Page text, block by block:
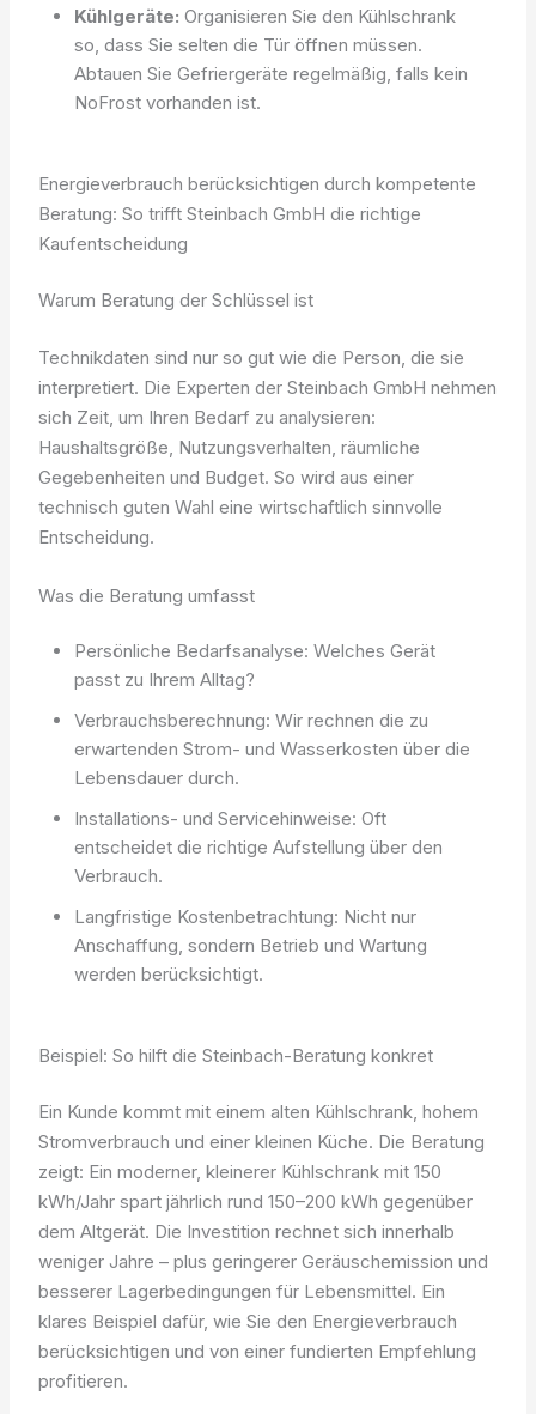
Kühlgeräte: Organisieren Sie den Kühlschrank
so, dass Sie selten die Tür öffnen müssen.
Abtauen Sie Gefriergeräte regelmäßig, falls kein
NoFrost vorhanden ist.
Energieverbrauch berücksichtigen durch kompetente
Beratung: So trifft Steinbach GmbH die richtige
Kaufentscheidung
Warum Beratung der Schlüssel ist
Technikdaten sind nur so gut wie die Person, die sie
interpretiert. Die Experten der Steinbach GmbH nehmen
sich Zeit, um Ihren Bedarf zu analysieren:
Haushaltsgröße, Nutzungsverhalten, räumliche
Gegebenheiten und Budget. So wird aus einer
technisch guten Wahl eine wirtschaftlich sinnvolle
Entscheidung.
Was die Beratung umfasst
Persönliche Bedarfsanalyse: Welches Gerät
passt zu Ihrem Alltag?
Verbrauchsberechnung: Wir rechnen die zu
erwartenden Strom- und Wasserkosten über die
Lebensdauer durch.
Installations- und Servicehinweise: Oft
entscheidet die richtige Aufstellung über den
Verbrauch.
Langfristige Kostenbetrachtung: Nicht nur
Anschaffung, sondern Betrieb und Wartung
werden berücksichtigt.
Beispiel: So hilft die Steinbach-Beratung konkret
Ein Kunde kommt mit einem alten Kühlschrank, hohem
Stromverbrauch und einer kleinen Küche. Die Beratung
zeigt: Ein moderner, kleinerer Kühlschrank mit 150
kWh/Jahr spart jährlich rund 150–200 kWh gegenüber
dem Altgerät. Die Investition rechnet sich innerhalb
weniger Jahre – plus geringerer Geräuschemission und
besserer Lagerbedingungen für Lebensmittel. Ein
klares Beispiel dafür, wie Sie den Energieverbrauch
berücksichtigen und von einer fundierten Empfehlung
profitieren.